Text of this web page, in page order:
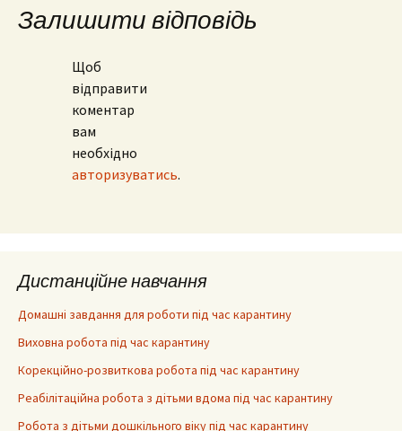
запису
Залишити відповідь
Щоб
відправити
коментар
вам
необхідно
авторизуватись.
Дистанційне навчання
Домашні завдання для роботи під час карантину
Виховна робота під час карантину
Корекційно-розвиткова робота під час карантину
Реабілітаційна робота з дітьми вдома під час карантину
Робота з дітьми дошкільного віку під час карантину